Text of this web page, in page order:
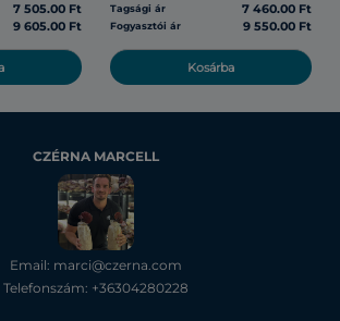
7 505.00 Ft
9 605.00 Ft
Tagsági ár 7 460.00 Ft
Fogyasztói ár 9 550.00 Ft
Kosárba
CZÉRNA MARCELL
Email: marci@czerna.com
Telefonszám: +36304280228